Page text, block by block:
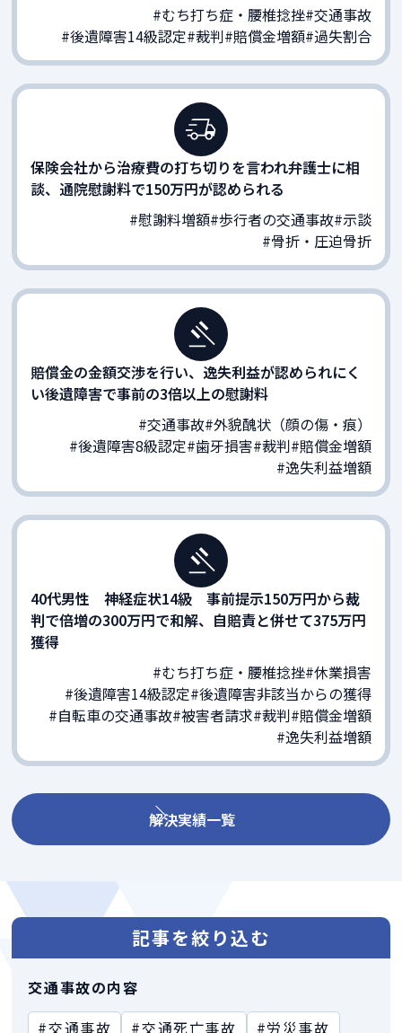
#むち打ち症・腰椎捻挫#交通事故
#後遺障害14級認定#裁判#賠償金増額#過失割合
保険会社から治療費の打ち切りを言われ弁護士に相
談、通院慰謝料で150万円が認められる
#慰謝料増額#歩行者の交通事故#示談
#骨折・圧迫骨折
賠償金の金額交渉を行い、逸失利益が認められにく
い後遺障害で事前の3倍以上の慰謝料
#交通事故#外貌醜状（顔の傷・痕）
#後遺障害8級認定#歯牙損害#裁判#賠償金増額
#逸失利益増額
40代男性 神経症状14級 事前提示150万円から裁
判で倍増の300万円で和解、自賠責と併せて375万円
獲得
#むち打ち症・腰椎捻挫#休業損害
#後遺障害14級認定#後遺障害非該当からの獲得
#自転車の交通事故#被害者請求#裁判#賠償金増額
#逸失利益増額
解決実績一覧
記事を絞り込む
交通事故の内容
#交通事故
#交通死亡事故 #労災事故